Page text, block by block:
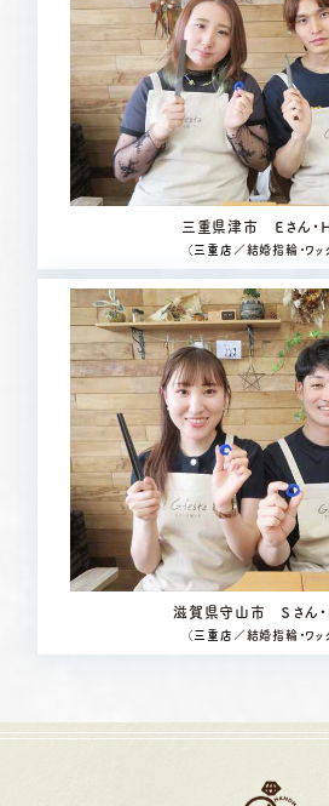
三重県津市 Ｅさん・
（三重店 ／結婚指輪・ワッ
滋賀県守山市 Ｓさん・
（三重店 ／結婚指輪・ワッ